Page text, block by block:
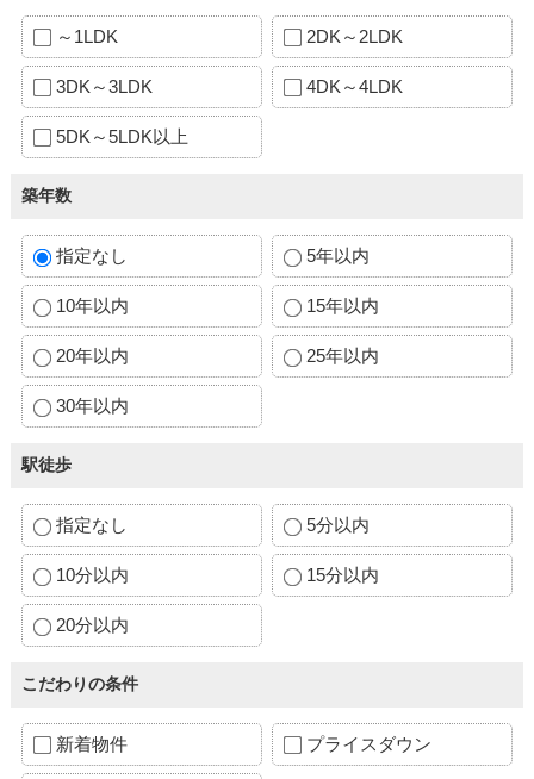
～1LDK 2DK～2LDK
3DK～3LDK 4DK～4LDK
5DK～5LDK以上
築年数
指定なし 5年以内
10年以内 15年以内
20年以内 25年以内
30年以内
駅徒歩
指定なし 5分以内
10分以内 15分以内
20分以内
こだわりの条件
新着物件 プライスダウン